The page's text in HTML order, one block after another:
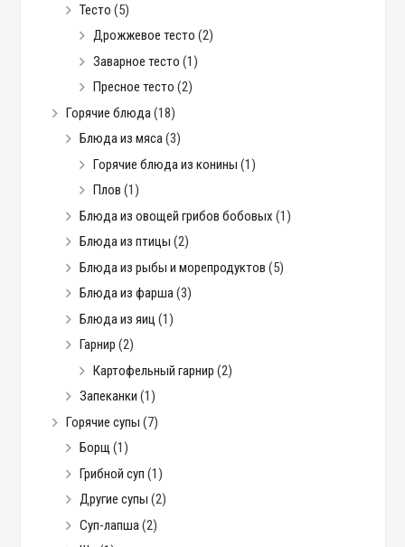
Тесто (5)
Дрожжевое тесто (2)
Заварное тесто (1)
Пресное тесто (2)
Горячие блюда(18)
Блюда из мяса(3)
Горячие блюда из конины (1)
Плов (1)
Блюда из овощей грибов бобовых (1)
Блюда из птицы (2)
Блюда из рыбы и морепродуктов (5)
Блюда из фарша(3)
Блюда из яиц (1)
Гарнир (2)
Картофельный гарнир (2)
Запеканки (1)
Горячие супы (7)
Борщ (1)
Грибной суп (1)
Другие супы (2)
Суп-лапша(2)